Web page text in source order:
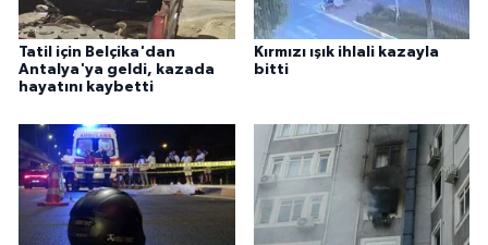
Tatil için Belçika'dan
Antalya'ya geldi, kazada
hayatını kaybetti
Kırmızı ışık ihlali kazayla
bitti